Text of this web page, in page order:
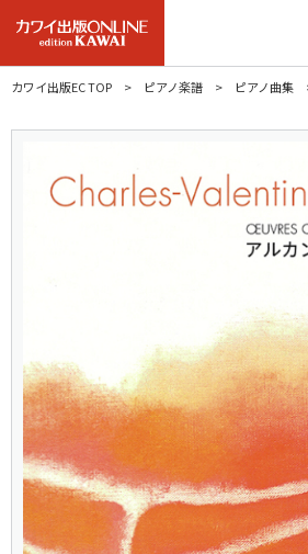
カワイ出版EC TOP ピアノ楽譜 ピアノ曲集